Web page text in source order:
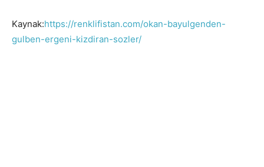
Kaynak:https://renklifistan.com/okan-bayulgenden-
gulben-ergeni-kizdiran-sozler/